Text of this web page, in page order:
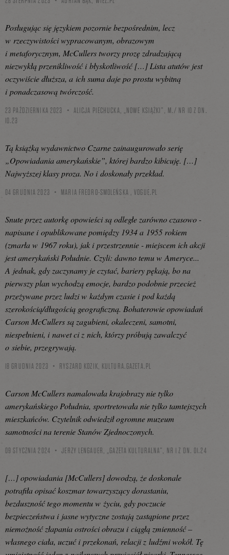
Posługując się językiem pozornie bezpośrednim, lecz
w rzeczywistości wypracowanym, obrazowym
i metaforycznym, McCullers tworzy prozę zdradzającą
niezwykłą przenikliwość i błyskotliwość […] Lista atutów jest
oczywiście dłuższa, a ich suma daje po prostu wybitną
i ponadczasową twórczość.
23 PAŹDZIERNIKA 2023
ALICJA PIECHUCKA, „NOWE KSIĄŻKI”, M./ NR 10 Z DN.
10.23
Tą książką wydawnictwo Czarne zainaugurowało serię
„Opowiadania amerykańskie”, której bardzo kibicuję. […]
Najwyższej klasy proza. No i doskonały przekład.
04 GRUDNIA 2023 MARIA FREDRO-SMOLEŃSKA ,VOGUE.PL
Snute przez autorkę opowieści są odległe zarówno czasowo -
napisane i opublikowane pomiędzy 1934 a 1955 rokiem
(zmarła w 1967 roku), jak i przestrzennie - miejscem ich akcji
jest amerykański Południe. Czyli: dawno temu w Ameryce...
A jednak, gdy zaczynamy je czytać, bariery pękają, bo na
pierwszy plan wychodzą emocje, bardzo podobnie przecież
przeżywane przez ludzi w każdym czasie i pod każdą
szerokością/długością geograficzną. Bohaterowie opowiadań
Carson McCullers są zagubieni, okaleczeni, samotni,
niespełnieni, i nawet ci z nich, którzy próbują zawalczyć
o siebie, przegrywają.
18 GRUDNIA 2023 RYSZARD KOZIK, KULTURA.GAZETA.PL
Carson McCullers namalowała krajobrazy nie tylko
amerykańskiego Południa, sportretowała nie tylko tamtejszych
mieszkańców. Czytelnik odwiedził ogromne muzeum
samotności na terenie Stanów Zjednoczonych.
09 STYCZNIA 2024 JERZY LENGAUER, „GAZETA KULTURALNA”, NR 1 Z DN. 01.24
[…] opowiadania [McCullers] dowodzą, że doskonale
potrafiła opisać koszmar towarzyszący dorastaniu,
bezduszność tego momentu w życiu, gdy poczucie
bezpieczeństwa i jasne wytyczne zostają zastąpione przez
niemożność złapania ostrości obrazu i ciągłą zmienność –
własnego ciała, uczuć i przekonań, relacji z ludźmi wokół. Tę